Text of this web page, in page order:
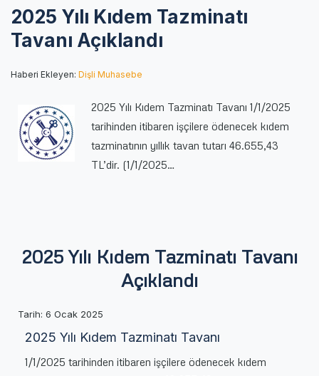
Kıdem
Tazminatı
Tavanı
için
2025 Yılı Kıdem Tazminatı
Tavanı Açıklandı
Haberi Ekleyen: Dişli Muhasebe
2025 Yılı Kıdem Tazminatı Tavanı 1/1/2025
tarihinden itibaren işçilere ödenecek kıdem
tazminatının yıllık tavan tutarı 46.655,43
TL’dir. (1/1/2025…
2025 Yılı Kıdem Tazminatı Tavanı
Açıklandı
Tarih: 6 Ocak 2025
2025 Yılı Kıdem Tazminatı Tavanı
1/1/2025 tarihinden itibaren işçilere ödenecek kıdem